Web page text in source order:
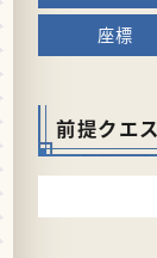
前提クエ